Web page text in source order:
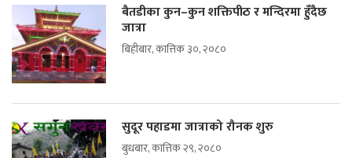
बैतडीका कुन–कुन शक्तिपीठ र मन्दिरमा हुँदैछ
जात्रा
बिहीबार, कात्तिक ३०, २०८०
सुदूर पहाडमा जात्राको रौनक शुरु
बुधबार, कात्तिक २९, २०८०